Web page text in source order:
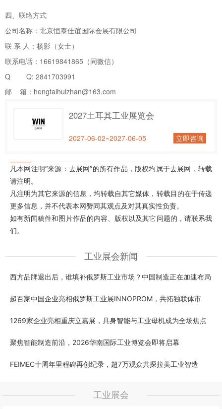
四、联络方式
公司名称：北京恒泰佳谊国际会展有限公司
联 系 人：杨影（女士）
联系电话：16619841865（同微信）
Q Q: 2841703991
邮 箱：hengtaihuizhan@163.com
2027土耳其工业展览会
2027-06-02~2027-06-05 立即咨询
凡本网注明“来源：去展网”的所有作品，版权均属于去展网，转载
请注明。
凡注明为其它来源的信息，均转载自其它媒体，转载目的在于传递
更多信息，并不代表本网赞同其观点及对其真实性负责。
如有新闻稿件和图片作品的内容、版权以及其它问题的，请联系我
们。
工业展会新闻
西方品牌退出后，谁填补俄罗斯工业市场？中国制造正在加速布局
超百家中国企业亮相俄罗斯工业展INNOPROM，共拓独联体市
1269家企业亮相重庆立嘉展，具身智能与工业母机成为全场焦点
聚焦智能制造前沿，2026华南国际工业博览会即将启幕
FEIMEC十周年里程碑再创纪录，超7万观众共探拉美工业智造
工业展会